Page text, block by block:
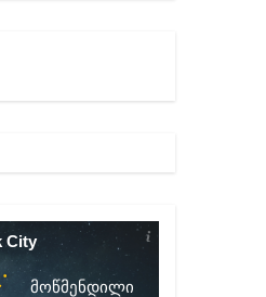
City
მოწმენდილი